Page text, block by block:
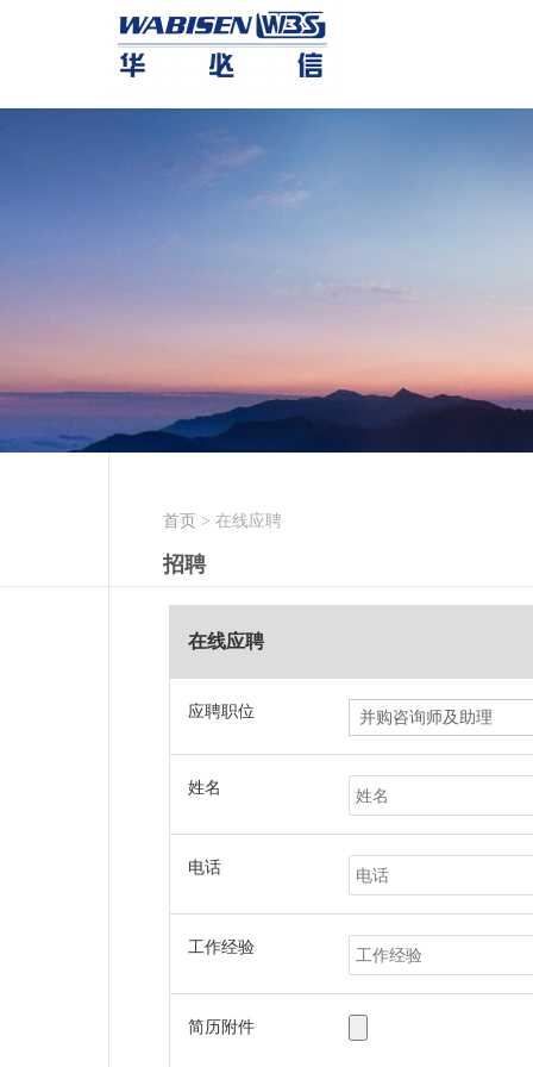
首页 > 在线应聘
招聘
在线应聘
应聘职位
姓名
电话
工作经验
简历附件